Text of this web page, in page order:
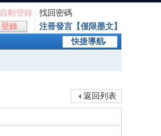
自動登錄
找回密碼
登錄
注冊發言【僅限墨文】
快捷導航
返回列表